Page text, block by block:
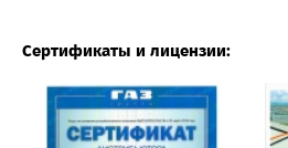
Сертификаты и лицензии: